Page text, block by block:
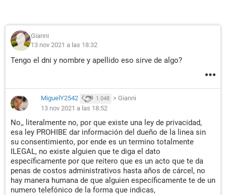
Gianni
13 nov 2021 a las 18:32
Tengo el dni y nombre y apellido eso sirve de algo?
MiguelY2542 1.048 > Gianni
13 nov 2021 a las 18:52
No,, literalmente no, por que existe una ley de privacidad,
esa ley PROHIBE dar información del dueño de la linea sin
su consentimiento, por ende es un termino totalmente
ILEGAL, no existe alguien que te diga el dato
específicamente por que reitero que es un acto que te da
penas de costos administrativos hasta años de cárcel, no
hay manera humana de que alguien específicamente te de un
numero telefónico de la forma que indicas,